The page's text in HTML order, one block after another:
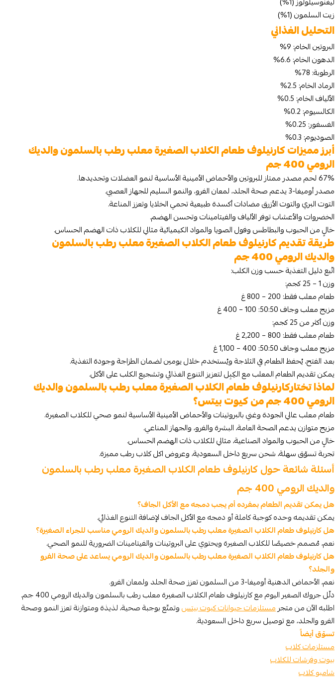
زيت السلمون (1%)
التحليل الغذائي
البروتين الخام: 9%
الدهون الخام: 6.6%
الرطوبة: 78%
الرماد الخام: 2.5%
الألياف الخام: 0.5%
الكالسيوم: 0.2%
الفسفور: 0.25%
الصوديوم: 0.3%
أبرز مميزات كارنيلوف طعام الكلاب الصغيرة​ معلب رطب بالسلمون والديك
الرومي 400 جم
67% لحم مصدر ممتاز للبروتين والأحماض الأمينية الأساسية لنمو العضلات وتجديدها.
مصدر أوميغا-3 يدعم صحة الجلد، لمعان الفرو، والنمو السليم للجهاز العصبي.
التوت البري والتوت الأزرق مضادات أكسدة طبيعية تحمي الخلايا وتعزز المناعة.
الخضروات والأعشاب توفر الألياف والفيتامينات وتحسن الهضم.
خالٍ من الحبوب والبطاطس وفول الصويا والمواد الكيميائية مثالي للكلاب ذات الهضم الحساس.
طريقة تقديم كارنيلوف طعام الكلاب الصغيرة​ معلب رطب بالسلمون
والديك الرومي 400 جم
اتّبع دليل التغذية حسب وزن الكلب:
وزن 1 – 25 كجم:
طعام معلب فقط: 200 – 800 غ
مزيج معلب وجاف 50:50: 100 – 400 غ
وزن أكثر من 25 كجم:
طعام معلب فقط: 800 – 2,200 غ
مزيج معلب وجاف 50:50: 400 – 1,100 غ
بعد الفتح، يُحفظ الطعام في الثلاجة ويُستخدم خلال يومين لضمان الطزاجة وجودة التغذية.
يمكن تقديم الطعام المعلب مع الكِبِل لتعزيز التنوع الغذائي وتشجيع الكلب على الأكل.
لماذا تختاركارنيلوف طعام الكلاب الصغيرة​ معلب رطب بالسلمون والديك
الرومي 400 جم من كيوت بيتس؟
طعام معلب عالي الجودة وغني بالبروتينات والأحماض الأمينية الأساسية لنمو صحي للكلاب الصغيرة.
مزيج متوازن يدعم الصحة العامة، البشرة والفرو، والجهاز المناعي.
خالٍ من الحبوب والمواد الصناعية، مثالي للكلاب ذات الهضم الحساس.
تجربة تسوّق سهلة، شحن سريع داخل السعودية، وعروض اكل كلاب رطب مميزة.
أسئلة شائعة حول كارنيلوف طعام الكلاب الصغيرة​ معلب رطب بالسلمون
والديك الرومي 400 جم
هل يمكن تقديم الطعام بمفرده أم يجب دمجه مع الأكل الجاف؟
يمكن تقديمه وحده كوجبة كاملة أو دمجه مع الأكل الجاف لإضافة التنوع الغذائي.
هل كارنيلوف طعام الكلاب الصغيرة​ معلب رطب بالسلمون والديك الرومي مناسب للجراء الصغيرة؟
نعم، مُصمم خصيصًا للكلاب الصغيرة ويحتوي على البروتينات والفيتامينات الضرورية للنمو الصحي.
هل كارنيلوف طعام الكلاب الصغيرة​ معلب رطب بالسلمون والديك الرومي يساعد على صحة الفرو
والجلد؟
نعم، الأحماض الدهنية أوميغا-3 من السلمون تعزز صحة الجلد ولمعان الفرو.
دلّل جروك الصغير اليوم مع كارنيلوف طعام الكلاب الصغيرة معلب رطب بالسلمون والديك الرومي 400 جم.
اطلبه الآن من متجرمستلزمات حيوانات كيوت بيتسوتمتّع بوجبة صحية، لذيذة ومتوازنة تعزز النمو وصحة
الفرو والجلد، مع توصيل سريع داخل السعودية.
تسوّق أيضاً
مستلزمات كلاب
بيوت وفرشات للكلاب
شامبو كلاب